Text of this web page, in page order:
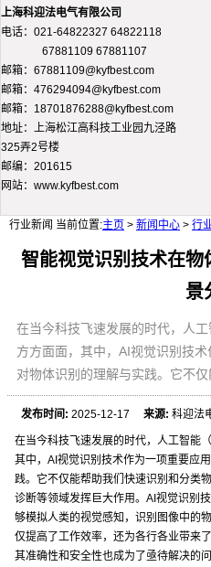
上海科迎法电气有限公司
电话：021-64822327 64822118
67881109 67881107
邮箱：67881109@kyfbest.com
邮箱：476294094@kyfbest.com
邮箱：18701876288@kyfbest.com
地址：上海松江高科技工业园九泾路
325弄2号楼
邮编：201615
网站：www.kyfbest.com
行业新闻 当前位置:主页 > 新闻中心 > 行
智能视觉识别技术在
景
在当今科技飞速发展的时代，人
方方面面，其中，AI视觉识别技
对物体识别的理解与实践。它不
发布时间: 2025-12-17来源: 科迎
在当今科技飞速发展的时代，人工智能
其中，AI视觉识别技术作为一项重要应
践。它不仅能帮助我们快速识别和分类
诊断等领域发挥巨大作用。AI视觉识别
够模拟人类的视觉感知，识别图像中的
仅提高了工作效率，还为各行各业带来
其准确性和安全性也成为了亟待解决的